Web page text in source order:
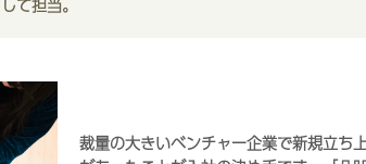
裁量の大きいベンチャー企業で新規立ち